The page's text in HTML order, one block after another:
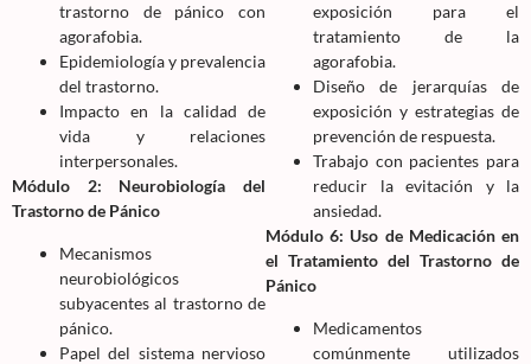
trastorno de pánico con
agorafobia.
Epidemiología y prevalencia
del trastorno.
Impacto en la calidad de
vida y relaciones
interpersonales.
Módulo 2: Neurobiología del
Trastorno de Pánico
Mecanismos
neurobiológicos
subyacentes al trastorno de
pánico.
Papel del sistema nervioso
exposición para el
tratamiento de la
agorafobia.
Diseño de jerarquías de
exposición y estrategias de
prevención de respuesta.
Trabajo con pacientes para
reducir la evitación y la
ansiedad.
Módulo 6: Uso de Medicación en
el Tratamiento del Trastorno de
Pánico
Medicamentos
comúnmente utilizados